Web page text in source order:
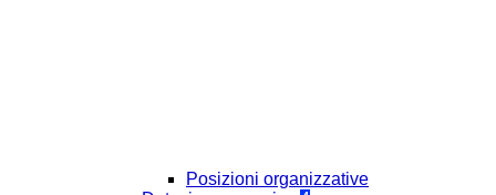
Posizioni organizzative